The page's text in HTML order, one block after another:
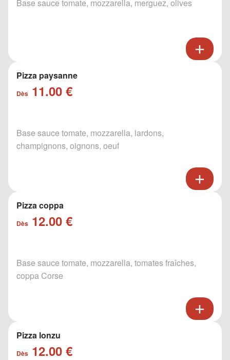
Base sauce tomate, mozzarella, merguez, olives
Pizza paysanne
Dès 11.00 €
Base sauce tomate, mozzarella, lardons,
champignons, oignons, oeuf
Pizza coppa
Dès 12.00 €
Base sauce tomate, mozzarella, tomates fraîches,
coppa Corse
Pizza lonzu
Dès 12.00 €